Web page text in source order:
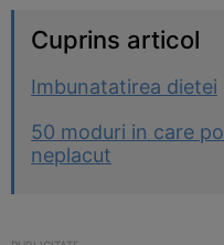
Cuprins articol
Imbunatatirea dietei
50 moduri in care
neplacut